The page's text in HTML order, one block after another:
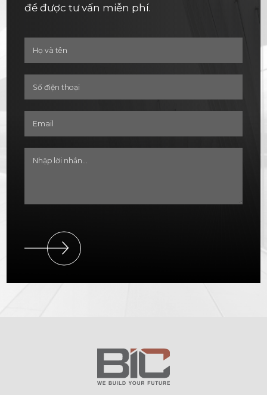
để được tư vấn miễn phí.